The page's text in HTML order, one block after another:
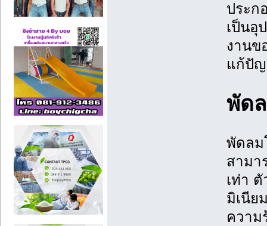
ประก
เป็นอุ
งานข
แก้ปัญ
พัด
พัดลม
สามา
เท่า
มิเนีย
ความ